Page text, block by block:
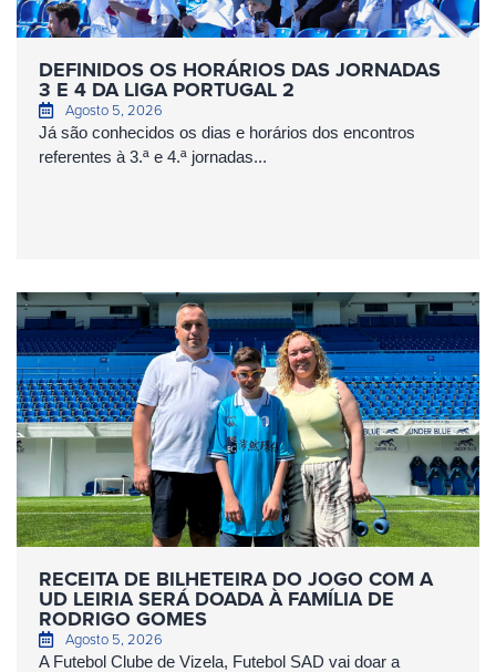
DEFINIDOS OS HORÁRIOS DAS JORNADAS
3 E 4 DA LIGA PORTUGAL 2
Agosto 5, 2026
Já são conhecidos os dias e horários dos encontros
referentes à 3.ª e 4.ª jornadas...
RECEITA DE BILHETEIRA DO JOGO COM A
UD LEIRIA SERÁ DOADA À FAMÍLIA DE
RODRIGO GOMES
Agosto 5, 2026
A Futebol Clube de Vizela, Futebol SAD vai doar a